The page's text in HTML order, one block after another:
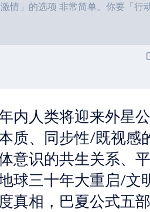
情」的选项 非常简单。你要「行
内人类将迎来外星
质、同步性/既视感
意识的共生关系、
球三十年大重启/文
真相，巴夏公式五